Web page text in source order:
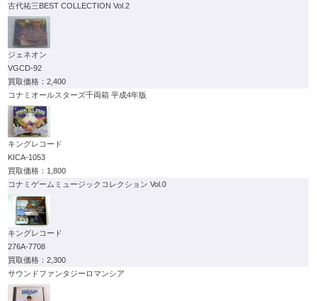
古代祐三BEST COLLECTION Vol.2
ジェネオン
VGCD-92
2,400
コナミオールスターズ千両箱 平成4年版
キングレコード
KICA-1053
1,800
コナミゲームミュージックコレクション Vol.0
キングレコード
276A-7708
2,300
サウンドファンタジーロマンシア